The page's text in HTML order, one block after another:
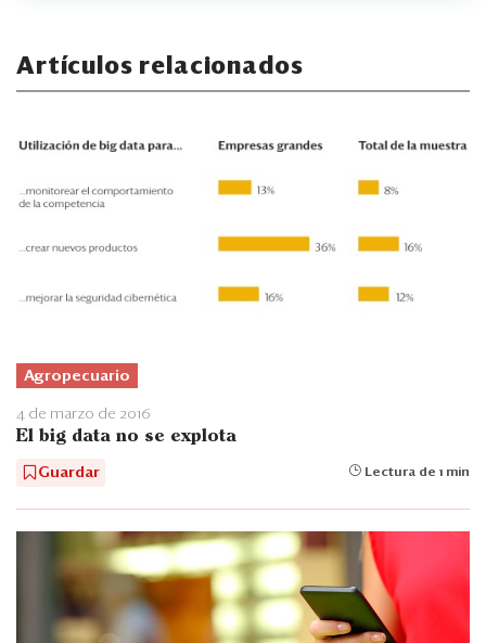
Artículos relacionados
Agropecuario
4 de marzo de 2016
El big data no se explota
Guardar Lectura de 1 min